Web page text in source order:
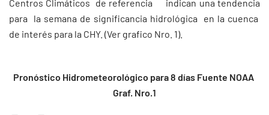
Centros Climáticos de referencia indican una tendencia
para la semana de significancia hidrológica en la cuenca
de interés para la CHY. (Ver grafico Nro. 1).
Pronóstico Hidrometeorológico para 8 días Fuente NOAA
Graf. Nro.1